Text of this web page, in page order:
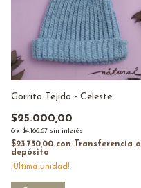
Gorrito Tejido - Celeste
$25.000,00
6 x $4.166,67 sin interés
$23.750,00 con
Transferencia o
depósito
¡Última unidad!